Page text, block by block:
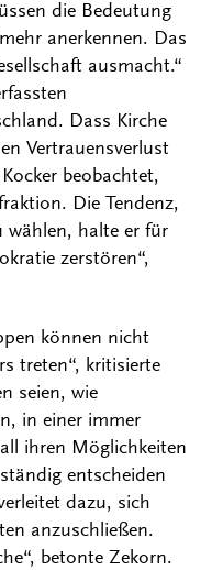
die Bedeutung
anerkennen. Das
ausmacht.“
Dass Kirche
Vertrauensverlust
beobachtet,
Die Tendenz,
wählen, halte er für
zerstören“,
können nicht
treten“, kritisierte
seien, wie
in einer immer
ihren Möglichkeiten
entscheiden
dazu, sich
anzuschließen.
betonte Zekorn.